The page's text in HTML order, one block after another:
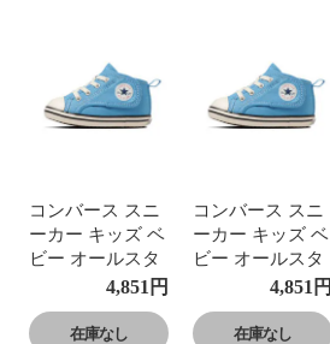
コンバース スニ
ーカー キッズ ベ
ビー オールスタ
ー イージーテー
プ 子供靴
CONVERSE
4,851 円
在庫なし
コンバース スニ
ーカー キッズ ベ
ビー オールスタ
ー イージーテー
プ 子供靴
CONVERSE
4,851 円
在庫なし